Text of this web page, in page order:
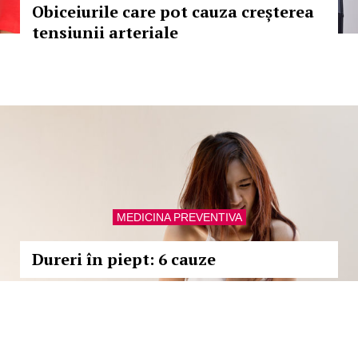
Obiceiurile care pot cauza creșterea
tensiunii arteriale
MEDICINA PREVENTIVA
Dureri în piept: 6 cauze